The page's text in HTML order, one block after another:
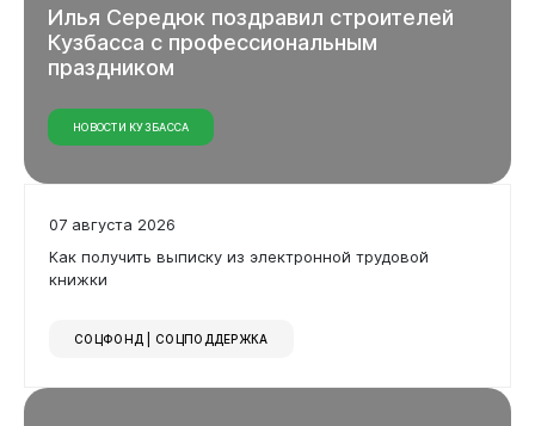
Илья Середюк поздравил строителей
праздником